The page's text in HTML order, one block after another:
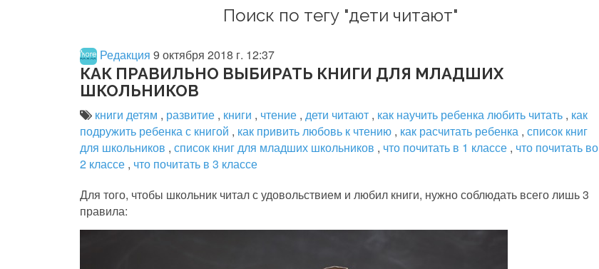
Поиск по тегу "дети читают"
Редакция 9 октября 2018 г. 12:37
КАК ПРАВИЛЬНО ВЫБИРАТЬ КНИГИ ДЛЯ МЛАДШИХ
ШКОЛЬНИКОВ
книги детям , развитие , книги , чтение , дети читают , как научить ребенка любить читать , как
подружить ребенка с книгой , как привить любовь к чтению , как расчитать ребенка , список книг
для школьников , список книг для младших школьников , что почитать в 1 классе , что почитать во
2 классе , что почитать в 3 классе
Для того, чтобы школьник читал с удовольствием и любил книги, нужно соблюдать всего лишь 3
правила: